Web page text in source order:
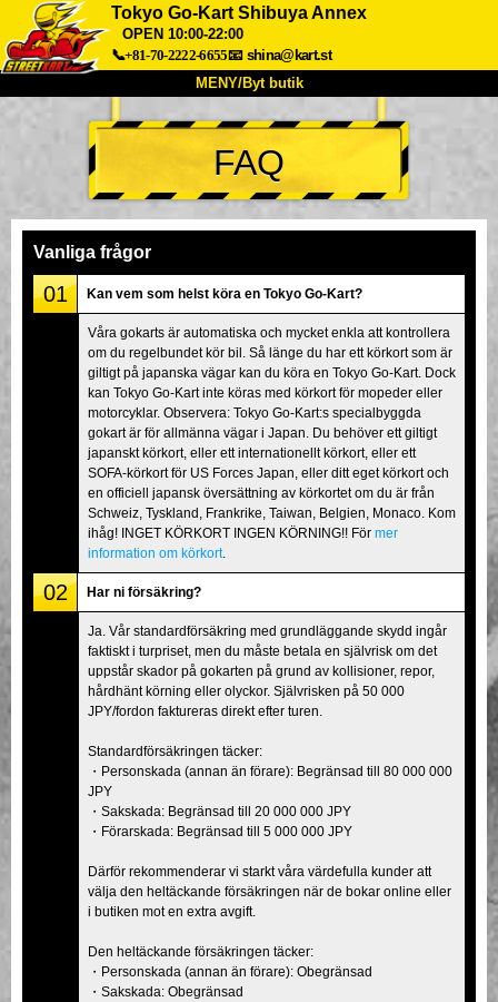
Tokyo Go-Kart Shibuya Annex
OPEN 10:00-22:00
📞+81-70-2222-6655📧 shina@kart.st
MENY/Byt butik
Om oss Specifikationer Pris
Hitta hit Röster
Tokyo Shinagawa Tokyo Akihabara#1
Tokyo Akihabara#2 Tokyo Shibuya
Tokyo Shibuya Annex Tokyo Bay
Tokyo Asakusa Osaka
Okinawa
FAQ
Vanliga frågor
01 Kan vem som helst köra en Tokyo Go-Kart?
Våra gokarts är automatiska och mycket enkla att kontrollera
om du regelbundet kör bil. Så länge du har ett körkort som är
giltigt på japanska vägar kan du köra en Tokyo Go-Kart. Dock
kan Tokyo Go-Kart inte köras med körkort för mopeder eller
motorcyklar. Observera: Tokyo Go-Kart:s specialbyggda
gokart är för allmänna vägar i Japan. Du behöver ett giltigt
japanskt körkort, eller ett internationellt körkort, eller ett
SOFA-körkort för US Forces Japan, eller ditt eget körkort och
en officiell japansk översättning av körkortet om du är från
Schweiz, Tyskland, Frankrike, Taiwan, Belgien, Monaco. Kom
ihåg! INGET KÖRKORT INGEN KÖRNING!! För mer
information om körkort.
02 Har ni försäkring?
Ja. Vår standardförsäkring med grundläggande skydd ingår
faktiskt i turpriset, men du måste betala en självrisk om det
uppstår skador på gokarten på grund av kollisioner, repor,
hårdhänt körning eller olyckor. Självrisken på 50 000
JPY/fordon faktureras direkt efter turen.
Standardförsäkringen täcker:
・Personskada (annan än förare): Begränsad till 80 000 000
JPY
・Sakskada: Begränsad till 20 000 000 JPY
・Förarskada: Begränsad till 5 000 000 JPY
Därför rekommenderar vi starkt våra värdefulla kunder att
välja den heltäckande försäkringen när de bokar online eller
i butiken mot en extra avgift.
Den heltäckande försäkringen täcker:
・Personskada (annan än förare): Obegränsad
・Sakskada: Obegränsad